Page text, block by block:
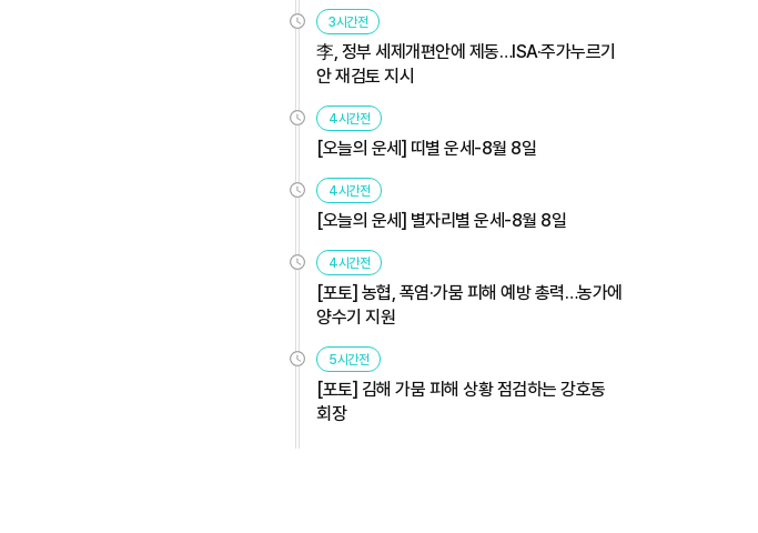
3시간전
李, 정부 세제개편안에 제동…ISA·주가누르기
안 재검토 지시
4시간전
[오늘의 운세] 띠별 운세-8월 8일
4시간전
[오늘의 운세] 별자리별 운세-8월 8일
4시간전
[포토] 농협, 폭염·가뭄 피해 예방 총력…농가에
양수기 지원
5시간전
[포토] 김해 가뭄 피해 상황 점검하는 강호동
회장